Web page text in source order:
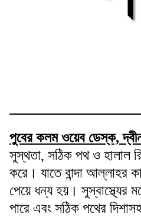
পুবের কলম ওয়েব ডেস্ক, দ্বীন
সুস্থতা, সঠিক পথ ও হালাল
করে। যাতে বান্দা আল্লাহর
পেয়ে ধন্য হয়। সুস্বাস্থ্যের
পারে এবং সঠিক পথের